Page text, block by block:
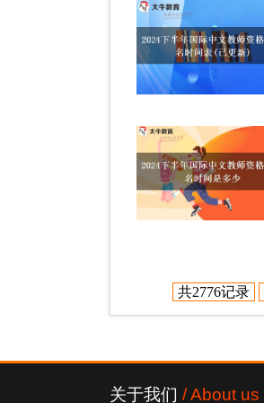
共2776记录
关于我们 / About us